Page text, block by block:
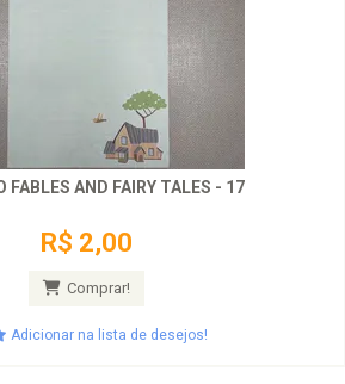
FABLES AND FAIRY TALES - 17
R$ 2,00
Comprar!
Adicionar na lista de desejos!